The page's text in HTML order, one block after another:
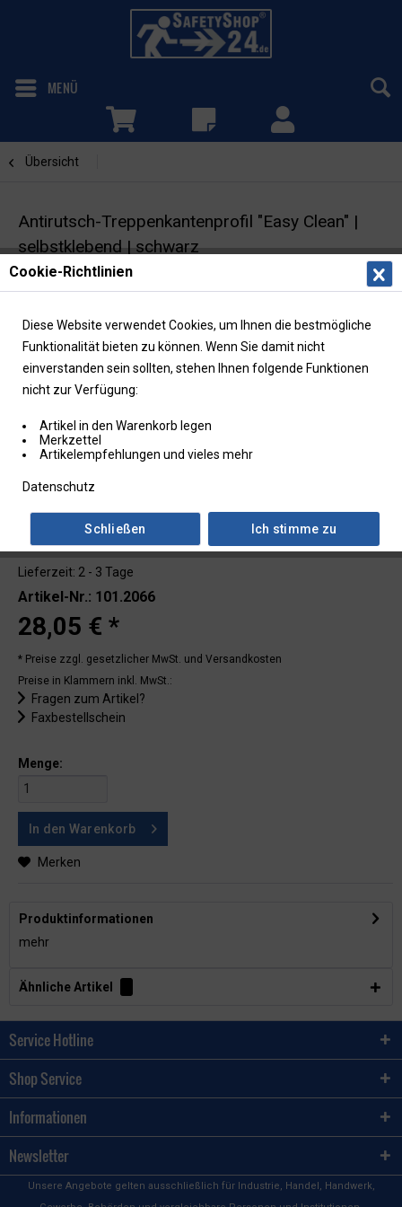
MENÜ
Übersicht
Antirutsch-Treppenkantenprofil "Easy Clean" |
selbstklebend | schwarz
Lieferzeit: 2 - 3 Tage
Artikel-Nr.: 101.2066
28,05 € *
* Preise zzgl. gesetzlicher MwSt. und Versandkosten
Preise in Klammern inkl. MwSt.:
Fragen zum Artikel?
Faxbestellschein
Menge:
In den Warenkorb
Merken
Produktinformationen
mehr
Ähnliche Artikel
Service Hotline
Shop Service
Informationen
Newsletter
Unsere Angebote gelten ausschließlich für Industrie, Handel, Handwerk,
Cookie-Richtlinien
Diese Website verwendet Cookies, um Ihnen die bestmögliche
Funktionalität bieten zu können. Wenn Sie damit nicht
einverstanden sein sollten, stehen Ihnen folgende Funktionen
nicht zur Verfügung:
Artikel in den Warenkorb legen
Merkzettel
Artikelempfehlungen und vieles mehr
Datenschutz
Ich stimme zu
Schließen